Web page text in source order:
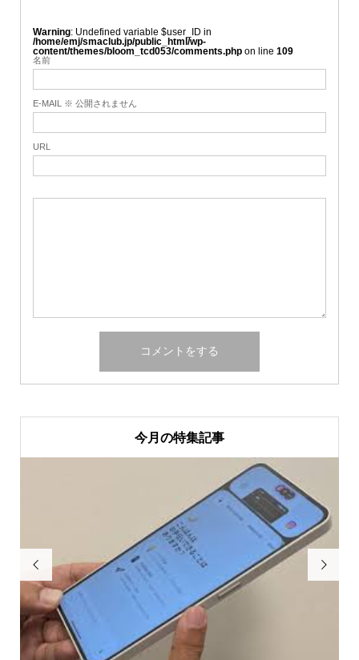
Warning : Undefined variable $user_ID in
/home/emj/smaclub.jp/public_html/wp-
content/themes/bloom_tcd053/comments.phpon line 109
名前
E-MAIL ※ 公開されません
URL
今月の特集記事
 